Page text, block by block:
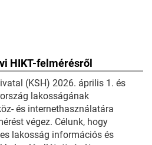
HIKT-felmérésről
(KSH) 2026. április 1. és
lakosságának
és internethasználatára
végez. Célunk, hogy
lakosság információs és